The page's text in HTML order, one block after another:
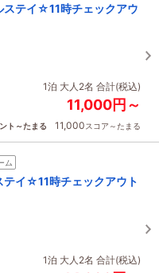
ステイ☆11時チェックアウ
1泊 大人2名 合計(税込)
11,000円～
ト～たまる 11,000スコア～たまる
ム
テイ☆11時チェックアウト
1泊 大人2名 合計(税込)